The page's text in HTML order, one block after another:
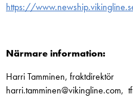
https://
Närmare information:
Harri Tamminen, fraktdirektör